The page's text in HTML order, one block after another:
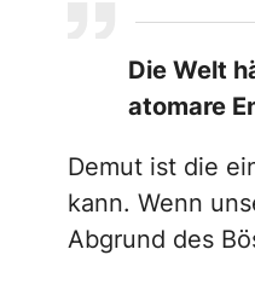
Die Welt
atomare
Demut ist die
kann. Wenn
Abgrund des